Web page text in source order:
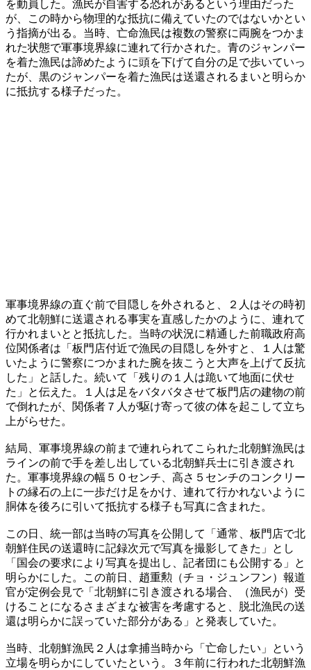
を動員した。漁民が自害する恐れがあるという理由だった
が、この時から物理的な抵抗に備えていたのではないかとい
う指摘が出る。当時、亡命漁民は複数の警察に両腕をつかま
れた状態で軍事境界線に連れて行かされた。青のジャンパー
を着た漁民は諦めたように頭を下げて自分の足で歩いていっ
たが、黒のジャンパーを着た漁民は送還されるまいと明らか
に抵抗する様子だった。
軍事境界線の直ぐ前で目隠しを外されると、２人はその時初
めて北朝鮮に送還される事実を直感したかのように、連れて
行かれまいとと抵抗した。当時の状況に精通した前職政府高
位関係者は「板門店付近で漁民の目隠しを外すと、１人は驚
いたように警察につかまれた腕を抜こうと大声を上げて反抗
した」と話した。続いて「残りの１人は跪いて地面に伏せ
た」と伝えた。１人は足をバタバタさせて板門店の建物の前
で倒れたが、関係者７人が駆け寄って彼の体を起こして立ち
上がらせた。
結局、軍事境界線の前まで連れられてこられた北朝鮮漁民は
ラインの前で手を差し出している北朝鮮兵士に引き渡され
た。軍事境界線の幅５０センチ、高さ５センチのコンクリー
トの縁石の上に一歩だけ足をかけ、連れて行かれないように
胴体を後ろに引いて抵抗する様子も写真に含まれた。
この日、統一部は当時の写真を公開して「通常、板門店で北
朝鮮住民の送還時に記録次元で写真を撮影してきた」とし
「国会の要求により写真を提出し、記者団にも公開する」と
明らかにした。この前日、趙重勲（チョ・ジュンフン）報道
官が定例会見で「北朝鮮に引き渡される場合、（漁民が）受
けることになるさまざまな被害を考慮すると、脱北漁民の送
還は明らかに誤っていた部分がある」と発表していた。
当時、北朝鮮漁民２人は拿捕当時から「亡命したい」という
立場を明らかにしていたという。３年前に行われた北朝鮮漁